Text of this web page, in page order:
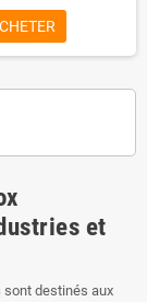
et
sont destinés aux